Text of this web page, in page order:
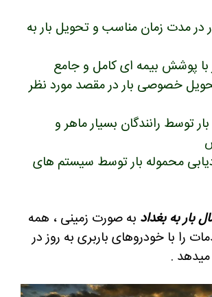
در مدت زمان مناسب و تحویل بار به
با پوشش بیمه ای کامل و جامع
خصوصی بار در مقصد مورد نظر
توسط رانندگان بسیار ماهر و
محموله بار توسط سیستم های
بار به بغداد به صورت زمینی ، همه
را با خودروهای باربری به روز در
میدهد .